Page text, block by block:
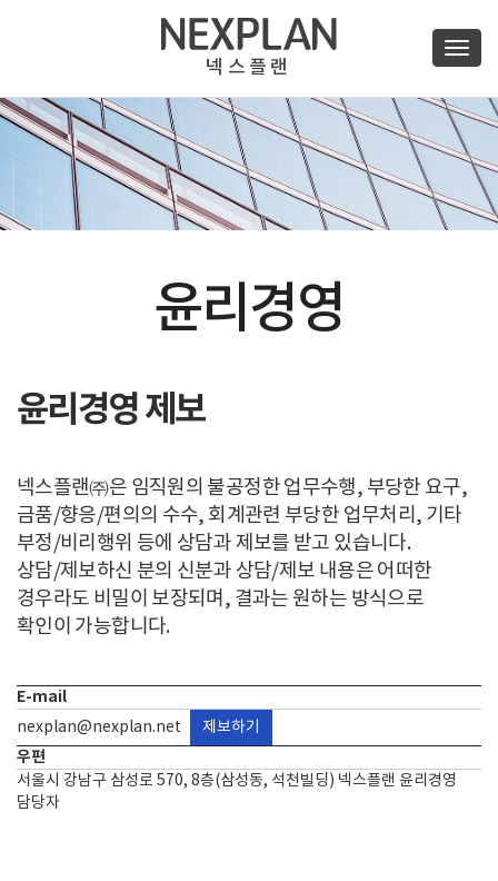
넥스플랜
윤리경영
윤리경영 제보
넥스플랜㈜은 임직원의 불공정한 업무수행, 부당한 요구,
금품/향응/편의의 수수, 회계관련 부당한 업무처리, 기타
부정/비리행위 등에 상담과 제보를 받고 있습니다.
상담/제보하신 분의 신분과 상담/제보 내용은 어떠한
경우라도 비밀이 보장되며, 결과는 원하는 방식으로
확인이 가능합니다.
E-mail
nexplan@nexplan.net 제보하기
우편
서울시 강남구 삼성로 570, 8층(삼성동, 석천빌딩) 넥스플랜 윤리경영
담당자